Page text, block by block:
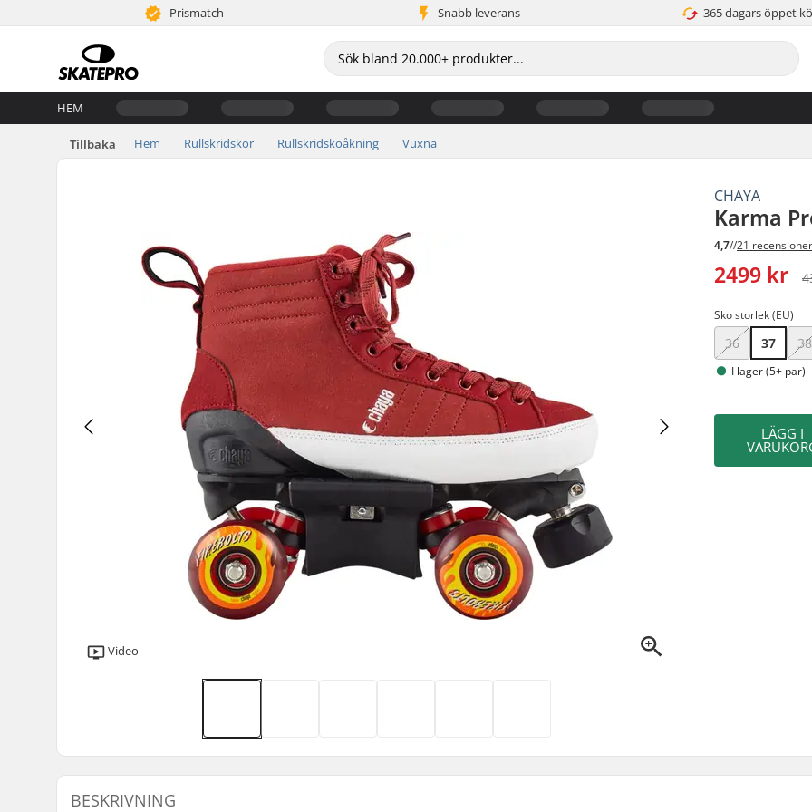
Prismatch Snabb leverans 365 dagars öppet
HEM
Tillbaka Hem Rullskridskor Rullskridskoåkning Vuxna
CHAYA
Karma
4,7//21
2499 kr
Video
Sko storlek (EU)
36 37 38
I lager (5+ par)
LÄGG I
BESKRIVNING